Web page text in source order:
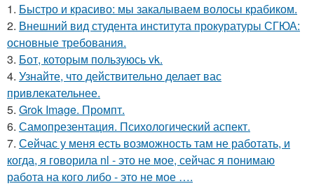
1. Быстро и красиво: мы закалываем волосы крабиком.
2. Внешний вид студента института прокуратуры СГЮА:
основные требования.
3. Бот, которым пользуюсь vk.
4. Узнайте, что действительно делает вас
привлекательнее.
5. Grok Image. Промпт.
6. Самопрезентация. Психологический аспект.
7. Сейчас у меня есть возможность там не работать, и
когда, я говорила nl - это не мое, сейчас я понимаю
работа на кого либо - это не мое ….